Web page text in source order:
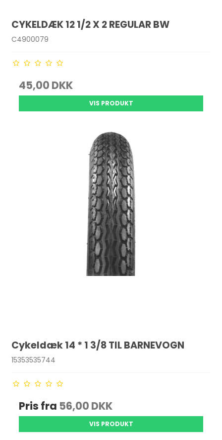
CYKELDÆK 12 1/2 X 2 REGULAR BW
C4900079
45,00 DKK
VIS PRODUKT
Cykeldæk 14 * 1 3/8 TIL BARNEVOGN
15353535744
Pris fra 56,00 DKK
VIS PRODUKT